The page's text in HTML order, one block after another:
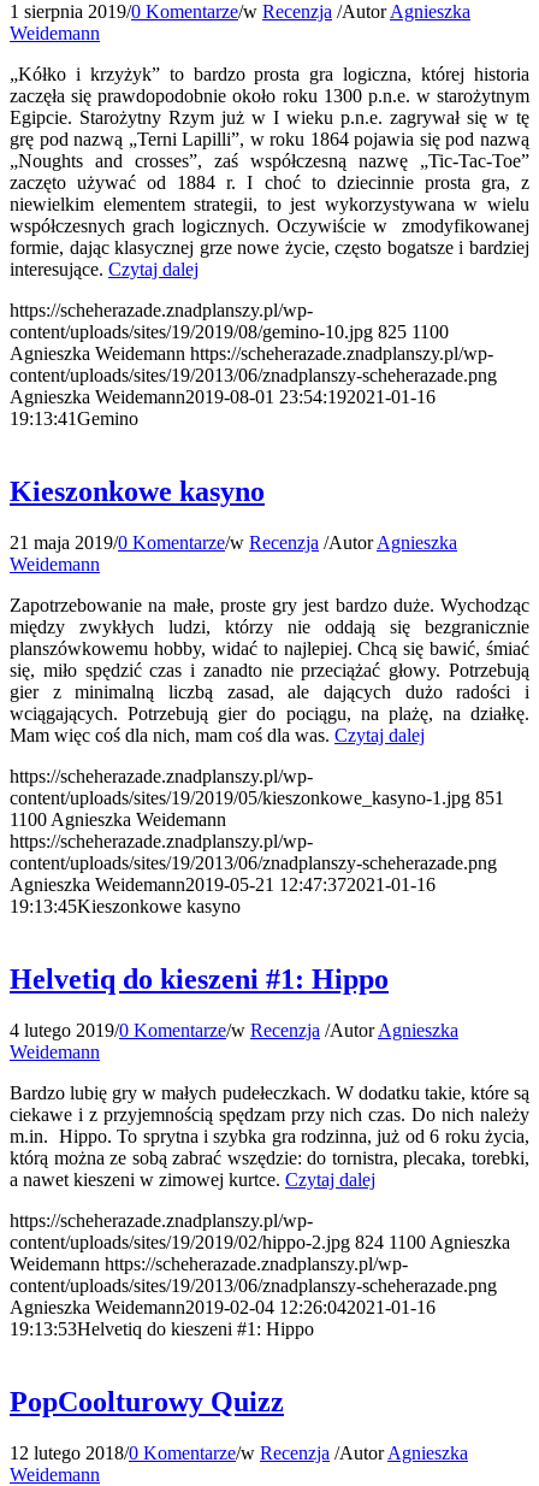
1 sierpnia 2019/0 Komentarze/w Recenzja /AutorAgnieszka
Weidemann
„Kółko i krzyżyk” to bardzo prosta gra logiczna, której historia
zaczęła się prawdopodobnie około roku 1300 p.n.e. w starożytnym
Egipcie. Starożytny Rzym już w I wieku p.n.e. zagrywał się w tę
grę pod nazwą „Terni Lapilli”, w roku 1864 pojawia się pod nazwą
„Noughts and crosses”, zaś współczesną nazwę „Tic-Tac-Toe”
zaczęto używać od 1884 r. I choć to dziecinnie prosta gra, z
niewielkim elementem strategii, to jest wykorzystywana w wielu
współczesnych grach logicznych. Oczywiście w zmodyfikowanej
formie, dając klasycznej grze nowe życie, często bogatsze i bardziej
interesujące. Czytaj dalej
https://scheherazade.znadplanszy.pl/wp-
content/uploads/sites/19/2019/08/gemino-10.jpg 825 1100
Agnieszka Weidemann https://scheherazade.znadplanszy.pl/wp-
content/uploads/sites/19/2013/06/znadplanszy-scheherazade.png
Agnieszka Weidemann2019-08-01 23:54:192021-01-16
19:13:41Gemino
Kieszonkowe kasyno
21 maja 2019/0 Komentarze/w Recenzja /AutorAgnieszka
Weidemann
Zapotrzebowanie na małe, proste gry jest bardzo duże. Wychodząc
między zwykłych ludzi, którzy nie oddają się bezgranicznie
planszówkowemu hobby, widać to najlepiej. Chcą się bawić, śmiać
się, miło spędzić czas i zanadto nie przeciążać głowy. Potrzebują
gier z minimalną liczbą zasad, ale dających dużo radości i
wciągających. Potrzebują gier do pociągu, na plażę, na działkę.
Mam więc coś dla nich, mam coś dla was. Czytaj dalej
https://scheherazade.znadplanszy.pl/wp-
content/uploads/sites/19/2019/05/kieszonkowe_kasyno-1.jpg 851
1100 Agnieszka Weidemann
https://scheherazade.znadplanszy.pl/wp-
content/uploads/sites/19/2013/06/znadplanszy-scheherazade.png
Agnieszka Weidemann2019-05-21 12:47:372021-01-16
19:13:45Kieszonkowe kasyno
Helvetiq do kieszeni #1: Hippo
4 lutego 2019/0 Komentarze/w Recenzja /AutorAgnieszka
Weidemann
Bardzo lubię gry w małych pudełeczkach. W dodatku takie, które są
ciekawe i z przyjemnością spędzam przy nich czas. Do nich należy
m.in. Hippo. To sprytna i szybka gra rodzinna, już od 6 roku życia,
którą można ze sobą zabrać wszędzie: do tornistra, plecaka, torebki,
a nawet kieszeni w zimowej kurtce. Czytaj dalej
https://scheherazade.znadplanszy.pl/wp-
content/uploads/sites/19/2019/02/hippo-2.jpg 824 1100 Agnieszka
Weidemann https://scheherazade.znadplanszy.pl/wp-
content/uploads/sites/19/2013/06/znadplanszy-scheherazade.png
Agnieszka Weidemann2019-02-04 12:26:042021-01-16
19:13:53Helvetiq do kieszeni #1: Hippo
PopCoolturowy Quizz
12 lutego 2018/0 Komentarze/w Recenzja /AutorAgnieszka
Weidemann